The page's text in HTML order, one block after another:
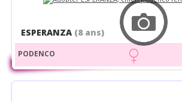
ESPERANZA (8 ans)
PODENCO